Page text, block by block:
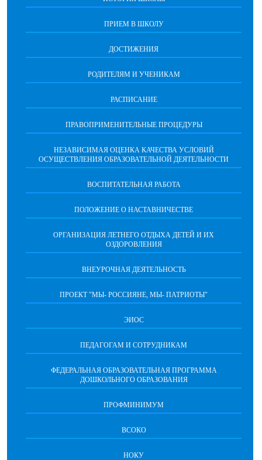
ПРИЕМ В ШКОЛУ
ДОСТИЖЕНИЯ
РОДИТЕЛЯМ И УЧЕНИКАМ
РАСПИСАНИЕ
ПРАВОПРИМЕНИТЕЛЬНЫЕ ПРОЦЕДУРЫ
НЕЗАВИСИМАЯ ОЦЕНКА КАЧЕСТВА УСЛОВИЙ
ОСУЩЕСТВЛЕНИЯ ОБРАЗОВАТЕЛЬНОЙ ДЕЯТЕЛЬНОСТИ
ВОСПИТАТЕЛЬНАЯ РАБОТА
ПОЛОЖЕНИЕ О НАСТАВНИЧЕСТВЕ
ОРГАНИЗАЦИЯ ЛЕТНЕГО ОТДЫХА ДЕТЕЙ И ИХ
ОЗДОРОВЛЕНИЯ
ВНЕУРОЧНАЯ ДЕЯТЕЛЬНОСТЬ
ПРОЕКТ "МЫ- РОССИЯНЕ, МЫ- ПАТРИОТЫ"
ЭИОС
ПЕДАГОГАМ И СОТРУДНИКАМ
ФЕДЕРАЛЬНАЯ ОБРАЗОВАТЕЛЬНАЯ ПРОГРАММА
ДОШКОЛЬНОГО ОБРАЗОВАНИЯ
ПРОФМИНИМУМ
ВСОКО
НОКУ